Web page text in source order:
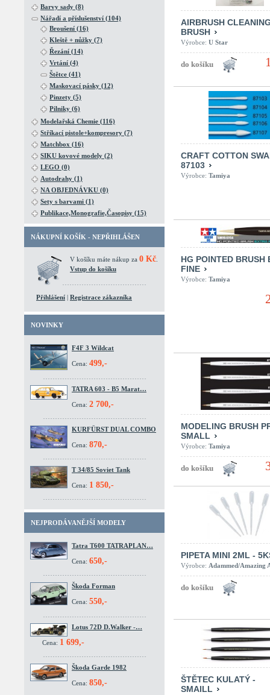
Barvy sady (8)
Nářadí a příslušenství (104)
Broušení (16)
Kleště + nůžky (7)
Řezání (14)
Vrtání (4)
Štětce (41)
Maskovací pásky (12)
Pinzety (5)
Pilniky (6)
Modelařská Chemie (116)
Stříkací pistole+kompresory (7)
Matchbox (16)
SIKU kovové modely (2)
LEGO (0)
Autodrahy (1)
NA OBJEDNÁVKU (0)
Sety s barvami (1)
Publikace,Monografie,Časopisy (15)
NÁKUPNÍ KOŠÍK - NEPŘIHLÁŠEN
V košíku máte nákup za 0 Kč
Vstup do košíku
Přihlášení | Registrace zákazníka
NOVINKY
F4F 3 Wildcat
Cena: 499,-
TATRA 603 - B5 Marat…
Cena: 2 700,-
KURFÜRST DUAL COMBO
Cena: 870,-
T 34/85 Soviet Tank
Cena: 1 850,-
NEJPRODÁVANĚJŠÍ MODELY
Tatra T600 TATRAPLAN…
Cena: 650,-
Škoda Forman
Cena: 550,-
Lotus 72D D.Walker -…
Cena: 1 699,-
Škoda Garde 1982
Cena: 850,-
AIRBRUSH
BRUSH
Výrobce: U Star
CRAFT COTTON
87103
Výrobce: Tamiya
HG POINTED BRUSH
FINE
Výrobce: Tamiya
MODELING BRUSH
SMALL
Výrobce: Tamiya
PIPETA MINI 2ML -
Výrobce: Adammed/Amazing
ŠTĚTEC KULATÝ -
SMAILL